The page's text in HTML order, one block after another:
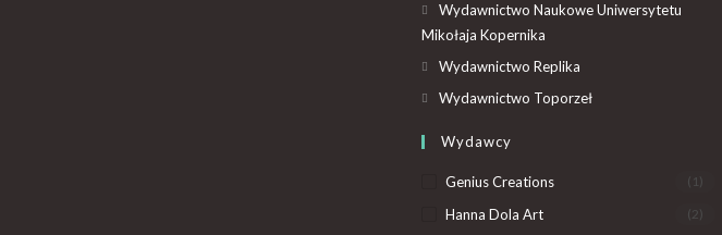
Wydawnictwo Naukowe Uniwersytetu
Mikołaja Kopernika
Wydawnictwo Replika
Wydawnictwo Toporzeł
Wydawcy
Genius Creations (1)
Hanna Dola Art (2)